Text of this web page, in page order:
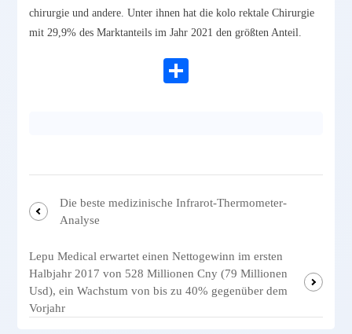
chirurgie und andere. Unter ihnen hat die kolo rektale Chirurgie
mit 29,9% des Marktanteils im Jahr 2021 den größten Anteil.
Die beste medizinische Infrarot-Thermometer-
Analyse
Lepu Medical erwartet einen Nettogewinn im ersten
Halbjahr 2017 von 528 Millionen Cny (79 Millionen
Usd), ein Wachstum von bis zu 40% gegenüber dem
Vorjahr